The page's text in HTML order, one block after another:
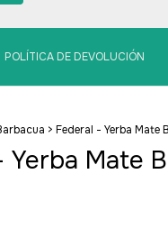
POLÍTICA DE DEVOLUCIÓN
> Federal - Yerba Mate
Yerba Mate